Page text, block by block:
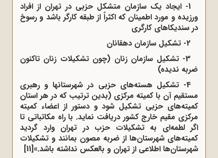
1- ایجاد یک سازمان متشکل حزبی در تهران
از افراد
ورزیده و مورد اطمینان که اکثراً از طبقه کارگر باشد و رسوخ
در سندیکاهای کارگری
2- تشکیل سازمان دهقانان
3- تشکیل سازمان زنان
(چون تشکیلات زنان تاکنون
ضربه ندیده)
4- تشکیل هسته‌های حزبی در شهرستانها و رهبری
مستقیم آن با کمیته مرکزی (بدین ترتیب که در هر استان
کمیته‌های حزبی تشکیل شود و دستور از اعضاء کمیته
مرکزی مقیم خارج کشور دریافت نماید. با راه مکاتباتی تا
اگر لطمه‌ای به تشکیلات حزب در تهران وارد گردید
کمیته‌های شهرستان‌ها از ضربه مصون بمانند و تشکیلات
شهرستان‌ها اطلاعی از تهران و بالعکس نداشته باشد.»[11]